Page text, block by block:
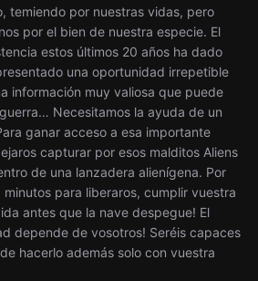
temiendo por nuestras vidas, pero
por el bien de nuestra especie. El
estos últimos 20 años ha dado
una oportunidad irrepetible
información muy valiosa que puede
Necesitamos la ayuda de un
ganar acceso a esa importante
capturar por esos malditos Aliens
de una lanzadera alienígena. Por
para liberaros, cumplir vuestra
antes que la nave despegue! El
depende de vosotros! Seréis capaces
hacerlo además solo con vuestra